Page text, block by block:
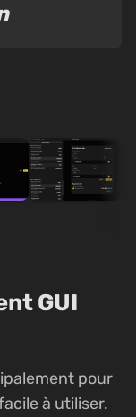
GUI
pour
à utiliser.